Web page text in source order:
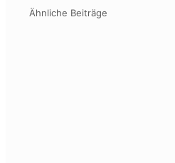
Ähnliche Beiträge